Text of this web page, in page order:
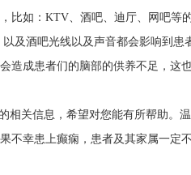
比如：KTV、酒吧、迪厅、网吧等
及酒吧光线以及声音都会影响到患
造成患者们的脑部的供养不足，这
相关信息，希望对您能有所帮助。
不幸患上癫痫，患者及其家属一定